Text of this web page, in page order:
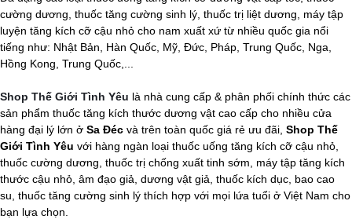
cường dương, thuốc tăng cường sinh lý, thuốc trị liệt dương, máy tập
luyện tăng kích cỡ cậu nhỏ cho nam xuất xứ từ nhiều quốc gia nổi
tiếng như: Nhật Bản, Hàn Quốc, Mỹ, Đức, Pháp, Trung Quốc, Nga,
Hồng Kong, Trung Quốc,...
Shop Thế Giới Tình Yêu là nhà cung cấp & phân phối chính thức các
sản phẩm thuốc tăng kích thước dương vật cao cấp cho nhiều cửa
hàng đại lý lớn ở Sa Đéc và trên toàn quốc giá rẻ ưu đãi, Shop Thế
Giới Tình Yêu với hàng ngàn loại thuốc uống tăng kích cỡ cậu nhỏ,
thuốc cường dương, thuốc trị chống xuất tinh sớm, máy tập tăng kích
thước cậu nhỏ, âm đạo giả, dương vật giả, thuốc kích dục, bao cao
su, thuốc tăng cường sinh lý thích hợp với mọi lứa tuổi ở Việt Nam cho
bạn lựa chọn.